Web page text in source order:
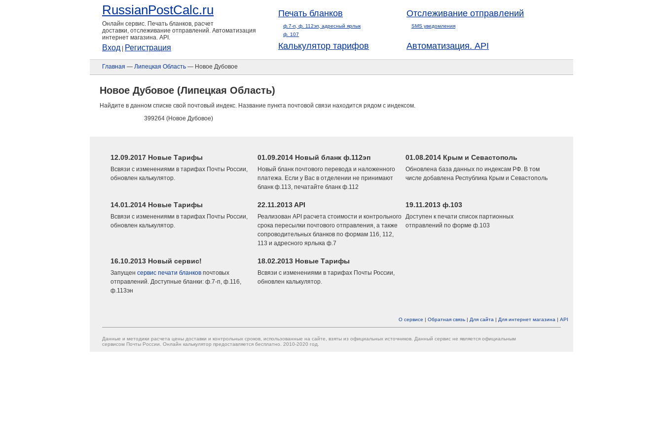
RussianPostCalc.ru
Онлайн сервис. Печать бланков, расчет
доставки, отслеживание отправлений. Автоматизация
интернет магазина. API.
Вход Регистрация
Печать бланков
ф.7-п, ф. 112эп, адресный ярлык
ф. 107
Отслеживание отправлений
SMS уведомления
Калькулятор тарифов Автоматизация. API
Главная — Липецкая Область — Новое Дубовое
Новое Дубовое (Липецкая Область)
Найдите в данном списке свой почтовый индекс. Название пункта почтовой связи находится рядом с индексом.
399264 (Новое Дубовое)
12.09.2017 Новые Тарифы
Всвязи с изменениями в тарифах Почты России,
обновлен калькулятор.
01.09.2014 Новый бланк ф.112эп
Новый бланк почтового перевода и наложенного
платежа. Если у Вас в отделении не принимают
бланк ф.113, печатайте бланк ф.112
01.08.2014 Крым и Севастополь
Обновлена база данных по индексам РФ. В том
числе добавлена Республика Крым и Севастополь
14.01.2014 Новые Тарифы
Всвязи с изменениями в тарифах Почты России,
обновлен калькулятор.
22.11.2013 API
Реализован API расчета стоимости и контрольного
срока пересылки почтового отправления, а также
сопроводительных бланков по формам 116, 112,
113 и адресного ярлыка ф.7
19.11.2013 ф.103
Доступен к печати список партионных
отправлений по форме ф.103
16.10.2013 Новый сервис!
Запущен сервис печати бланков почтовых
отправлений. Доступные бланки: ф.7-п, ф.116,
ф.113эн
18.02.2013 Новые Тарифы
Всвязи с изменениями в тарифах Почты России,
обновлен калькулятор.
О сервисе | Обратная связь | Для сайта | Для интернет магазина | API
Данные и методики расчета цены доставки и контрольных сроков, использованные на сайте, взяты из официальных источников. Данный сервис не является официальным
сервисом Почты России. Онлайн калькулятор предоставляется бесплатно. 2010-2020 год.